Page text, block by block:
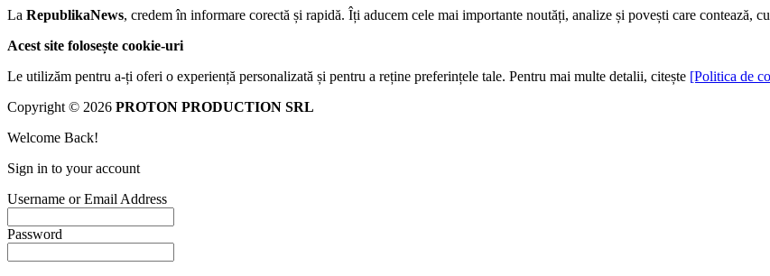
La RepublikaNews, credem în informare corectă și rapidă. Îți aducem cele mai importante noutăți, analize și povești care contează,
Acest site folosește cookie-uri
Le utilizăm pentru a-ți oferi o experiență personalizată și pentru a reține preferințele tale. Pentru mai multe detalii, citește [Politica de
Copyright © 2026 PROTON PRODUCTION SRL
Welcome Back!
Sign in to your account
Username or Email Address
Password